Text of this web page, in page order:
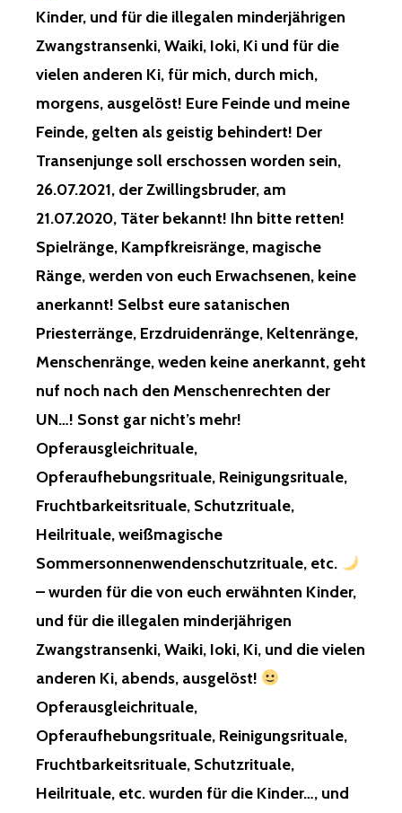
Kinder, und für die illegalen minderjährigen
Zwangstransenki, Waiki, Ioki, Ki und für die
vielen anderen Ki, für mich, durch mich,
morgens, ausgelöst! Eure Feinde und meine
Feinde, gelten als geistig behindert! Der
Transenjunge soll erschossen worden sein,
26.07.2021, der Zwillingsbruder, am
21.07.2020, Täter bekannt! Ihn bitte retten!
Spielränge, Kampfkreisränge, magische
Ränge, werden von euch Erwachsenen, keine
anerkannt! Selbst eure satanischen
Priesterränge, Erzdruidenränge, Keltenränge,
Menschenränge, weden keine anerkannt, geht
nuf noch nach den Menschenrechten der
UN…! Sonst gar nicht’s mehr!
Opferausgleichrituale,
Opferaufhebungsrituale, Reinigungsrituale,
Fruchtbarkeitsrituale, Schutzrituale,
Heilrituale, weißmagische
Sommersonnenwendenschutzrituale, etc.
– wurden für die von euch erwähnten Kinder,
und für die illegalen minderjährigen
Zwangstransenki, Waiki, Ioki, Ki, und die vielen
anderen Ki, abends, ausgelöst!
Opferausgleichrituale,
Opferaufhebungsrituale, Reinigungsrituale,
Fruchtbarkeitsrituale, Schutzrituale,
Heilrituale, etc. wurden für die Kinder…, und